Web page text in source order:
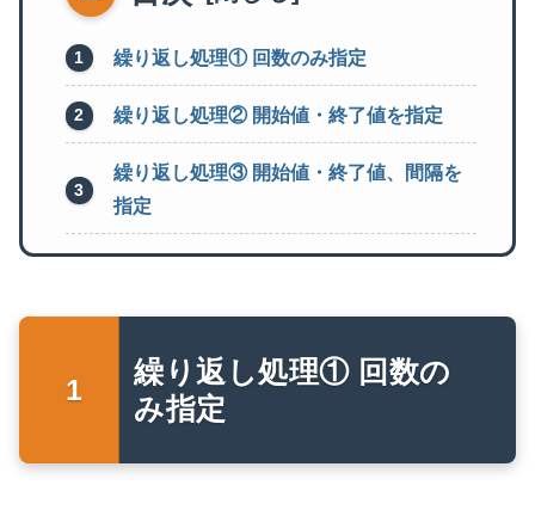
繰り返し処理① 回数のみ指定
繰り返し処理② 開始値・終了値を指定
繰り返し処理③ 開始値・終了値、間隔を
指定
繰り返し処理① 回数の
み指定